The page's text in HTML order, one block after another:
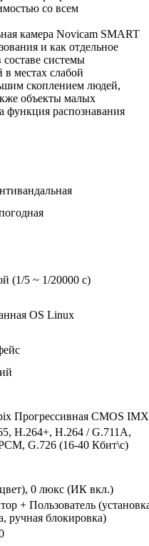
со всем
камера Novicam SMART
и как отдельное
системы
местах слабой
скоплением людей,
объекты малых
функция распознавания
(1/5 ~ 1/20000 с)
OS Linux
Прогрессивная CMOS
H.264+, H.264 / G.711A,
G.726 (16-40 Кбит\с)
0 люкс (ИК вкл.)
+ Пользователь
ручная блокировка)